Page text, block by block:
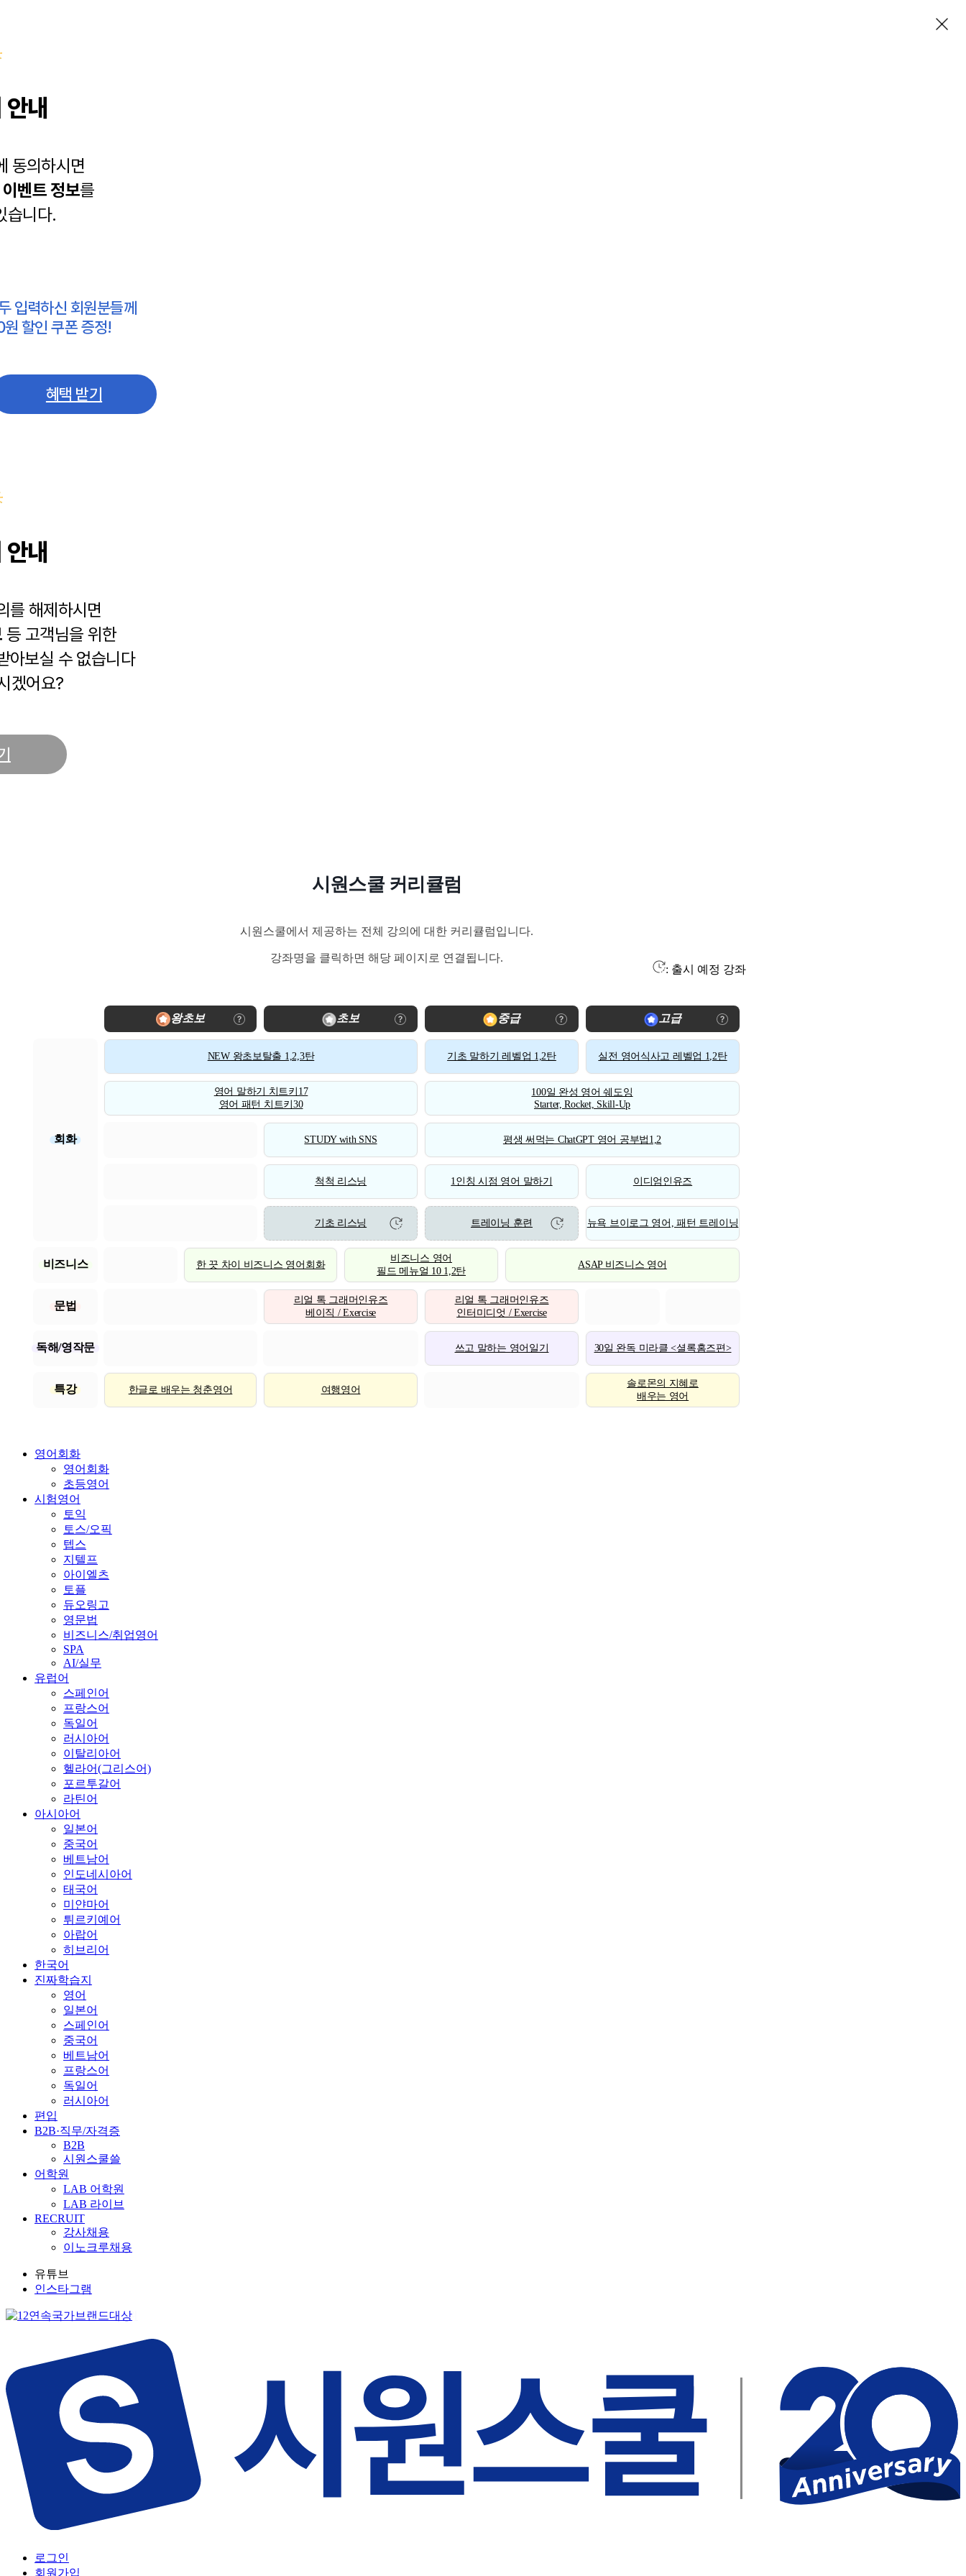
내
동의하시면
이벤트 정보를
습니다.
입력하신 회원분들께
할인 쿠폰 증정!
혜택 받기
내
를 해제하시면
등 고객님을 위한
아보실 수 없습니다
겠어요?
시원스쿨 커리큘럼
시원스쿨에서 제공하는 전체 강의에 대한 커리큘럼입니다.
강좌명을 클릭하면 해당 페이지로 연결됩니다.
: 출시 예정 강좌
왕초보 초보 중급 고급
회화
NEW 왕초보탈출 1,2,3탄 기초 말하기 레벨업 1,2탄 실전 영어식사고 레벨업 1,2탄
영어 말하기 치트키17
영어 패턴 치트키30
100일 완성 영어 쉐도잉
Starter, Rocket, Skill-Up
STUDY with SNS 평생 써먹는 ChatGPT 영어 공부법1,2
척척 리스닝 1인칭 시점 영어 말하기 이디엄인유즈
기초 리스닝 트레이닝 훈련 뉴욕 브이로그 영어, 패턴 트레이닝
비즈니스 한 끗 차이 비즈니스 영어회화
비즈니스 영어
필드 메뉴얼 10 1,2탄
ASAP 비즈니스 영어
문법
리얼 톡 그래머인유즈
베이직 / Exercise
리얼 톡 그래머인유즈
인터미디엇 / Exercise
독해/영작문 쓰고 말하는 영어일기 30일 완독 미라클 <셜록홈즈편>
특강 한글로 배우는 청춘영어 여행영어
솔로몬의 지혜로
배우는 영어
영어회화
영어회화
초등영어
시험영어
토익
토스/오픽
텝스
지텔프
아이엘츠
토플
듀오링고
영문법
비즈니스/취업영어
SPA
AI/실무
유럽어
스페인어
프랑스어
독일어
러시아어
이탈리아어
헬라어(그리스어)
포르투갈어
라틴어
아시아어
일본어
중국어
베트남어
인도네시아어
태국어
미얀마어
튀르키예어
아랍어
히브리어
한국어
진짜학습지
영어
일본어
스페인어
중국어
베트남어
프랑스어
독일어
러시아어
편입
B2B·직무/자격증
B2B
시원스쿨쓸
어학원
LAB 어학원
LAB 라이브
RECRUIT
강사채용
이노크루채용
유튜브
인스타그램
로그인
회원가입